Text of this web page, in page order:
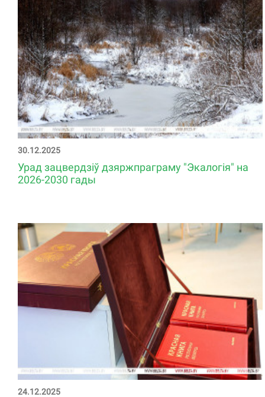
30.12.2025
Урад зацвердзіў дзяржпраграму "Экалогія" на
2026-2030 гады
24.12.2025